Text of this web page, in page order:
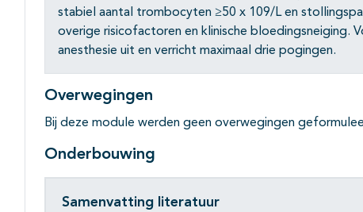
stabiel aantal trombocyten ≥50 x 109/L en
overige risicofactoren en klinische bloedingsneiging.
anesthesie uit en verricht maximaal drie pogingen.
Overwegingen
Bij deze module werden geen overwegingen
Onderbouwing
Samenvatting literatuur